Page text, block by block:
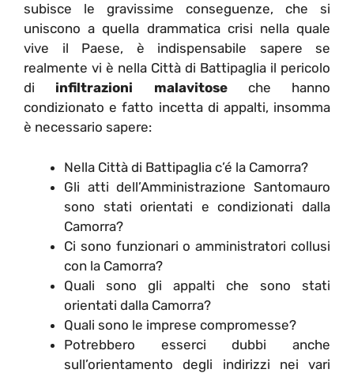
subisce le gravissime conseguenze, che si
uniscono a quella drammatica crisi nella quale
vive il Paese, è indispensabile sapere se
realmente vi è nella Città di Battipaglia il pericolo
di infiltrazioni malavitoseche hanno
condizionato e fatto incetta di appalti, insomma
è necessario sapere:
Nella Città di Battipaglia c’é la Camorra?
Gli atti dell’Amministrazione Santomauro
sono stati orientati e condizionati dalla
Camorra?
Ci sono funzionari o amministratori collusi
con la Camorra?
Quali sono gli appalti che sono stati
orientati dalla Camorra?
Quali sono le imprese compromesse?
Potrebbero esserci dubbi anche
sull’orientamento degli indirizzi nei vari